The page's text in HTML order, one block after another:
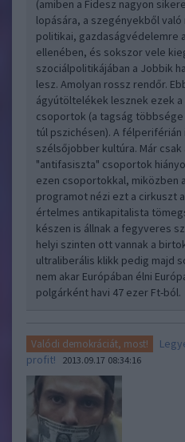
(amiben a Fidesz nagyon
lopására, a szegényekből
politikai, gazdaságvédelemre
ellenében, és sokszor vele
szociálpolitikájában a Jobbik
lesz. Amolyan rossz rendőr.
ágyútöltelékek lesznek ezek
csoportok (a tagság
túl pszichésen). A
szélsőjobber kultúra. Már
"antifasiszta" csoportok
ezen csoportokkal, miközben
programot nézi ezt a cirkuszt
értelmes antikapitalista
készen is állnak a fegyveres
helyi szinten ott vannak a
ultraliberális klikk pedig majd
nem akar Európában élni
polgárként havi 47 ezer Ft-ból.
Valódi demokráciát, most!
profit!
2013.09.17 08:34:16